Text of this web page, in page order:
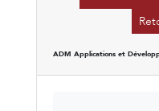
ADM Applications et